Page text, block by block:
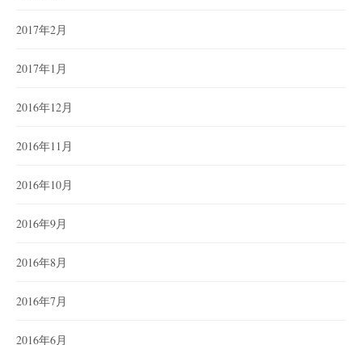
2017年2月
2017年1月
2016年12月
2016年11月
2016年10月
2016年9月
2016年8月
2016年7月
2016年6月